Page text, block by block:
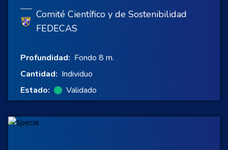
Comité Científico y de Sostenibilidad
FEDECAS
Profundidad: Fondo 8 m.
Cantidad: Individuo
Estado:
Validado